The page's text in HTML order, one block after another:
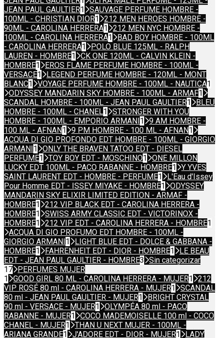
JEAN PAUL GAULTIER1
SAUVAGE PERFUME HOMBRE -
100ML - CHRISTIAN DIOR1
212 MEN HEROES HOMBRE -
90ML - CAROLINA HERRERA1
212 MEN NYC HOMBRE -
100ML - CAROLINA HERRERA1
BAD BOY HOMBRE - 100ML
- CAROLINA HERRERA1
POLO BLUE 125ML - RALPH
LAUREN - HOMBRE1
CK ONE 120ML - CALVIN KLEIN -
HOMBRE1
EROS FLAME PERFUME HOMBRE - 100ML -
VERSACE1
LEGEND PERFUME HOMBRE - 120ML - MONT
BLANC1 VOYAGE PERFUME HOMBRE - 100ML - NAUTICA1
ODYSSEY MANDARIN SKY HOMBRE - 100ML - ARMAF1
SCANDAL HOMBRE - 100ML - JEAN PAUL GAULTIER1
BLEU
HOMBRE - 100ML - CHANEL1
STRONGER WITH YOU
HOMBRE - 100ML - EMPORIO ARMANI 1
9 AM HOMBRE -
100 ML - AFNAN1 9 PM HOMBRE - 100 ML - AFNAN1
ACQUA DI GIO PROFONDO EDT HOMBRE - 100ML - GIORGIO
ARMANI 1
ONLY THE BRAVEN TATOO EDT - DIESEL
PERFUME1 TOY BOY EDT - MOSCHINO1
ONE MILLON
LUCKY EDT 100ML - PACO RABANNE - HOMBRE1
Y YVES
SAINT LAURENT EDT - HOMBRE - PERFUME1
L'Eau d'Issey
Pour Homme EDT - ISSEY MIYAKE - HOMBRE1
ODYSSEY
MANDARIN SKY ELIXIR LIMITED EDITION - ARMAF -
HOMBRE1
212 VIP BLACK EDT - CAROLINA HERRERA -
HOMBRE1
SWISS ARMY CLASSIC EDT - VICTORINOX -
HOMBRE1 212 VIP EDT - CAROLINA HERRERA - HOMBRE1
ACQUA DI GIO PROFUMO EDT HOMBRE - 100ML -
GIORGIO ARMANI 1
LIGHT BLUE EDT - DOLCE & GABBANA -
HOMBRE1 FAHRENHEIT EDT - DIOR - HOMBRE1
LE BEAU
EDT - JEAN PAUL GAULTIER - HOMBRE3
Sin categorizar
17
PERFUMES MUJER
1
GOOD GIRL 80 ML - CAROLINA HERRERA - MUJER1
212
VIP ROSÉ 80 ml - CAROLINA HERRERA - MUJER1
SCANDAL
80 ml - JEAN PAUL GAULTIER - MUJER1
BRIGHT CRYSTAL
90 ml - VERSACE - MUJER1
OLYMPÉA 80 ml - PACO
RABANNE - MUJER1
COCO MADEMOISELLE 100 ml - COCO
CHANEL - MUJER1
THAN U NEXT MUJER - 100ML -
ARIANA GRANDE1 J'ADORE EDT - DIOR - MUJER1
LADY